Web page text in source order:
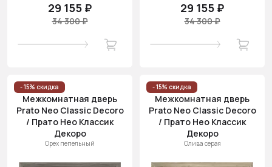
29 155 ₽
34 300 ₽
29 155 ₽
34 300 ₽
- 15% скидка
Межкомнатная дверь
Prato Neo Classic Decoro
/ Прато Нео Классик
Декоро
Орех пепельный
- 15% скидка
Межкомнатная дверь
Prato Neo Classic Decoro
/ Прато Нео Классик
Декоро
Олива серая